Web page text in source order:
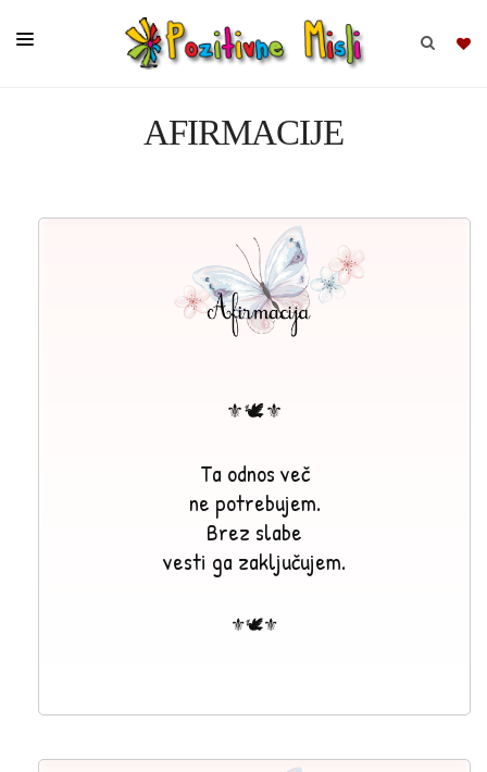
AFIRMACIJE
⚜🕊⚜
Ta odnos več
ne potrebujem.
Brez slabe
vesti ga zaključujem.
⚜🕊⚜